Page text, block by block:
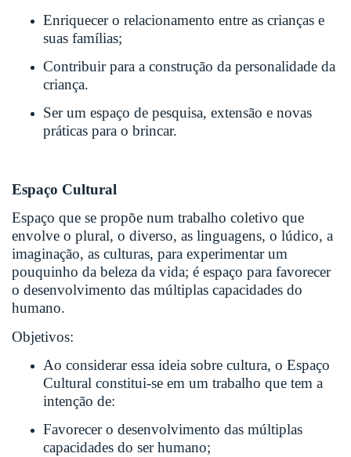
Enriquecer o relacionamento entre as crianças e
suas famílias;
Contribuir para a construção da personalidade da
criança.
Ser um espaço de pesquisa, extensão e novas
práticas para o brincar.
Espaço Cultural
Espaço que se propõe num trabalho coletivo que
envolve o plural, o diverso, as linguagens, o lúdico, a
imaginação, as culturas, para experimentar um
pouquinho da beleza da vida; é espaço para favorecer
o desenvolvimento das múltiplas capacidades do
humano.
Objetivos:
Ao considerar essa ideia sobre cultura, o Espaço
Cultural constitui-se em um trabalho que tem a
intenção de:
Favorecer o desenvolvimento das múltiplas
capacidades do ser humano;